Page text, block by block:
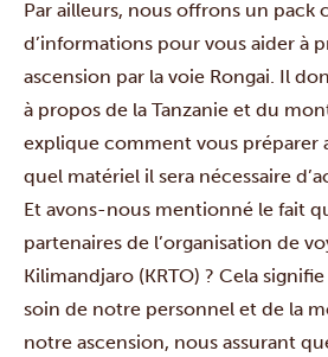
Par ailleurs, nous offrons un pack
d’informations pour vous aider à
ascension par la voie Rongai. Il
à propos de la Tanzanie et du
explique comment vous préparer
quel matériel il sera nécessaire
Et avons-nous mentionné le fait
partenaires de l’organisation de
Kilimandjaro (KRTO) ? Cela
soin de notre personnel et de la
notre ascension, nous assurant